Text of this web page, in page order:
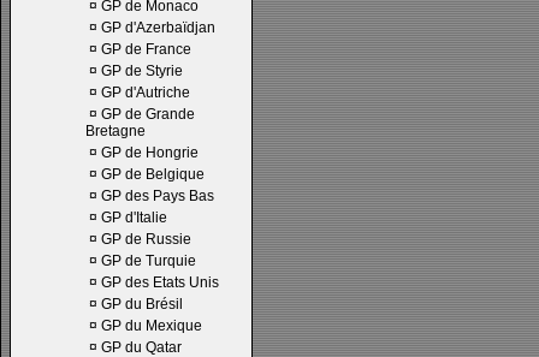
¤ GP de Monaco
¤ GP d'Azerbaïdjan
¤ GP de France
¤ GP de Styrie
¤ GP d'Autriche
¤ GP de Grande
Bretagne
¤ GP de Hongrie
¤ GP de Belgique
¤ GP des Pays Bas
¤ GP d'Italie
¤ GP de Russie
¤ GP de Turquie
¤ GP des Etats Unis
¤ GP du Brésil
¤ GP du Mexique
¤ GP du Qatar